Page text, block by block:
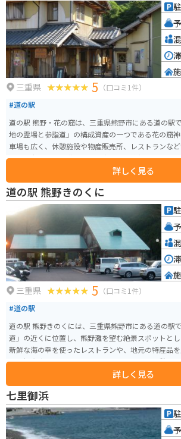
三重県 5 （口コミ1件）
#道の駅
道の駅 熊野・花の窟は、三重県熊野市にある道の駅
地の霊場と参詣道」の構成資産の一つである花の窟
車場も広く、休憩施設や物産販売所、レストランなどがあ
は、日本書紀にも登場する日本最古の神社といわれ
体とする珍しい神社です。道の駅からは、この花の
壮大さに圧倒されるでしょう。また、道の駅には、
台もあり、美しい景色を楽しむことができます。 バイクで訪れる場合、駐車
場も広く停めやすいので安心です。周辺には、世界
浜など、風光明媚な観光スポットがたくさんありま
で知られており、みかんや梅などの柑橘類の栽培も盛
地元で採れた新鮮な農産物や、それらを使った加工品
で、お土産にいかがでしょうか。
詳しく見る
道の駅 熊野きのくに
三重県 5 （口コミ1件）
#道の駅
道の駅 熊野きのくには、三重県熊野市にある道の駅
道」の近くに位置し、熊野灘を望む絶景スポットとし
新鮮な海の幸を使ったレストランや、地元の特産品
り、観光客だけでなく、地元の人々にとっても憩いの
イクで訪れる場合、駐車場も広く停めやすいので安
部区間を除きバイクでの通行はできませんが、周辺
山岳路など、ツーリングに最適なルートがたくさんあります。 名
は、熊野古道で採れたての「熊野地鶏」や「熊野みか
どがおすすめです。道の駅で購入できるほか、周辺
ができます。
詳しく見る
七里御浜